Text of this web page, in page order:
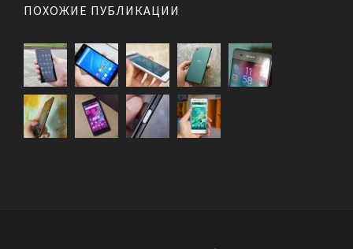
ПОХОЖИЕ ПУБЛИКАЦИИ